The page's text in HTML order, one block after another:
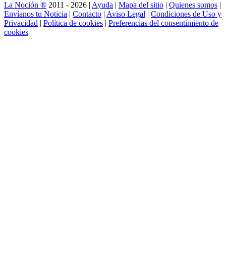
La Noción ® 2011 - 2026 | Ayuda | Mapa del sitio | Quienes somos |
Envíanos tu Noticia | Contacto | Aviso Legal | Condiciones de Uso y
Privacidad | Política de cookies | Preferencias del consentimiento de
cookies